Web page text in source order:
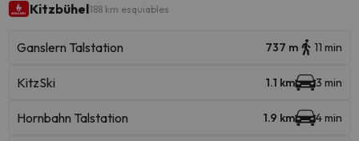
Kitzbühel188 km esquiables
Ganslern Talstation 737 m 11 min
KitzSki 1.1 km 3 min
Hornbahn Talstation 1.9 km 4 min